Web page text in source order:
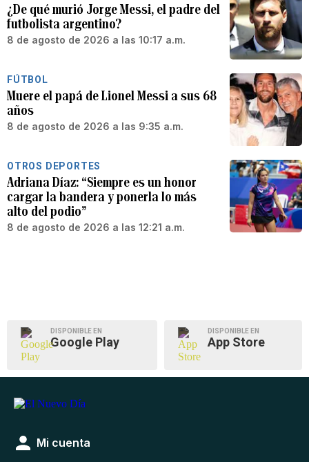
¿De qué murió Jorge Messi, el padre del
futbolista argentino?
8 de agosto de 2026 a las 10:17 a.m.
FÚTBOL
Muere el papá de Lionel Messi a sus 68
años
8 de agosto de 2026 a las 9:35 a.m.
OTROS DEPORTES
Adriana Díaz: “Siempre es un honor
cargar la bandera y ponerla lo más
alto del podio”
8 de agosto de 2026 a las 12:21 a.m.
DISPONIBLE EN
Google Play
DISPONIBLE EN
App Store
Mi cuenta